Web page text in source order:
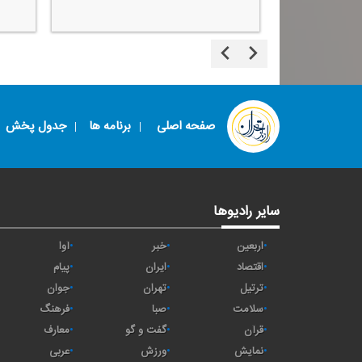
صفحه اصلی برنامه ها جدول پخش
سایر رادیوها
اربعین خبر
آوا
اقتصاد
ايران
پیام
ترتیل
تهران
جوان
سلامت
صبا
فرهنگ
قرآن
گفت و گو
معارف
نمایش
ورزش عربی